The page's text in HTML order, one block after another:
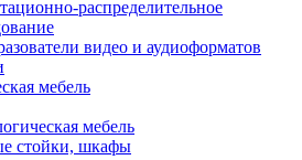
распределительное
видео и аудиоформатов
мебель
мебель
стойки, шкафы